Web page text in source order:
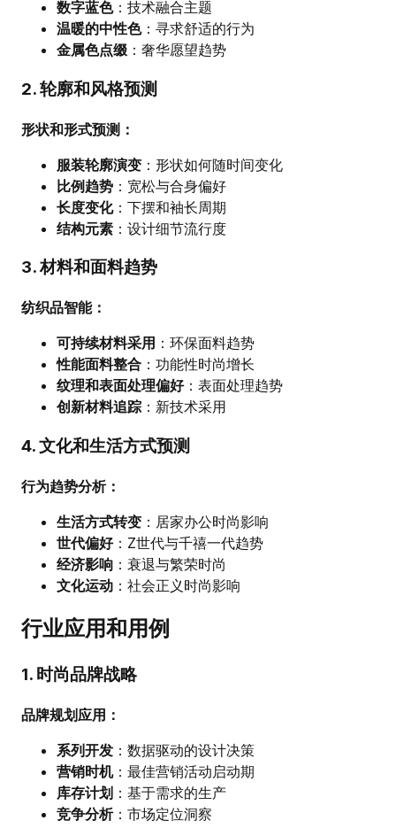
数字蓝色：技术融合主题
温暖的中性色：寻求舒适的行为
金属色点缀 ：奢华愿望趋势
2. 轮廓和风格预测
形状和形式预测：
服装轮廓演变 ：形状如何随时间变化
比例趋势 ：宽松与合身偏好
长度变化：下摆和袖长周期
结构元素 ：设计细节流行度
3. 材料和面料趋势
纺织品智能：
可持续材料采用 ：环保面料趋势
性能面料整合 ：功能性时尚增长
纹理和表面处理偏好：表面处理趋势
创新材料追踪 ：新技术采用
4. 文化和生活方式预测
行为趋势分析：
生活方式转变 ：居家办公时尚影响
世代偏好：Z世代与千禧一代趋势
经济影响 ：衰退与繁荣时尚
文化运动 ：社会正义时尚影响
行业应用和用例
1. 时尚品牌战略
品牌规划应用：
系列开发 ：数据驱动的设计决策
营销时机：最佳营销活动启动期
库存计划 ：基于需求的生产
竞争分析：市场定位洞察